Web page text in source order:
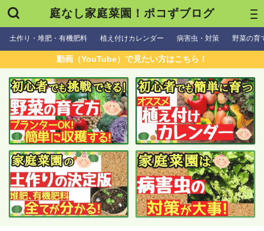
庭なし家庭菜園！ポコずブログ
土作り・堆肥・有機肥料 植え付けカレンダー 病害虫・対策 野菜の育
動画（YouTube）で見たい方はこちら！